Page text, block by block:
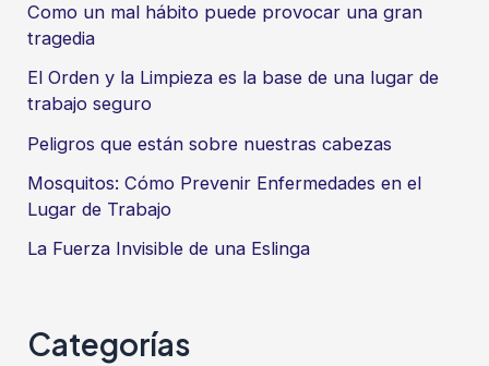
Como un mal hábito puede provocar una gran
tragedia
El Orden y la Limpieza es la base de una lugar de
trabajo seguro
Peligros que están sobre nuestras cabezas
Mosquitos: Cómo Prevenir Enfermedades en el
Lugar de Trabajo
La Fuerza Invisible de una Eslinga
Categorías